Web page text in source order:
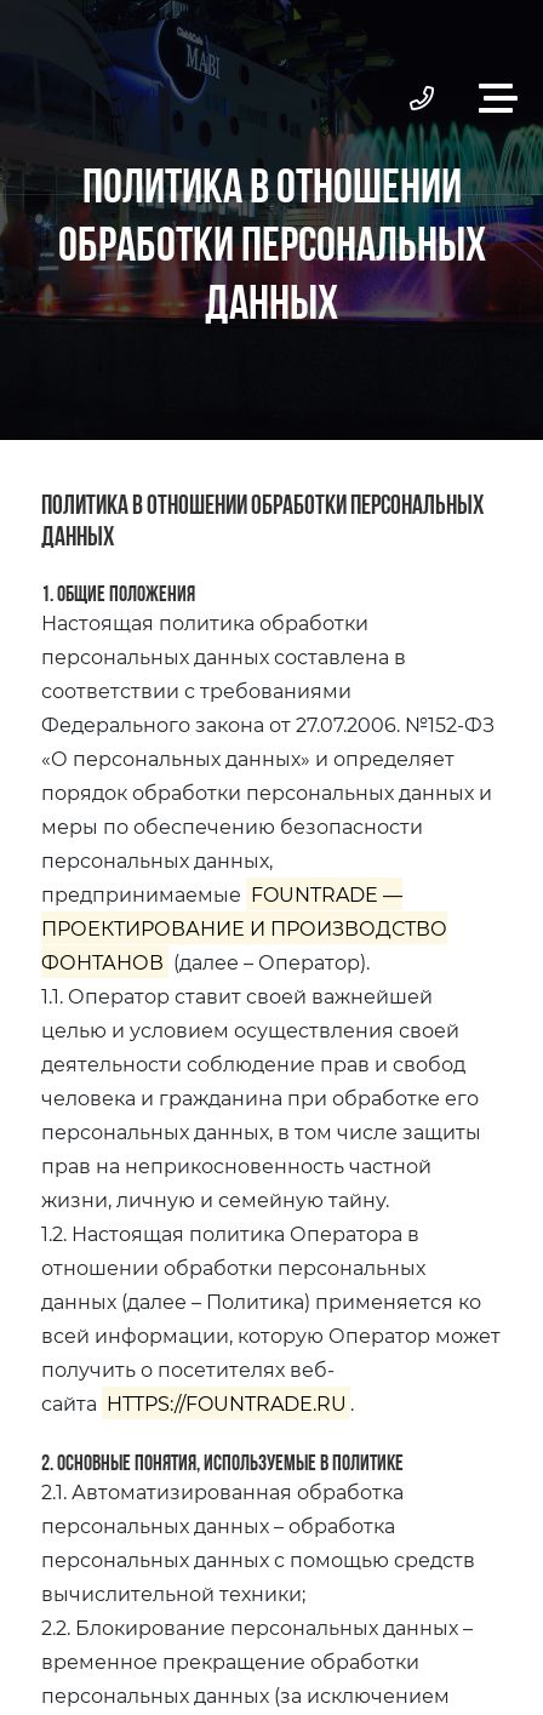
ПОЛИТИКА В ОТНОШЕНИИ
ОБРАБОТКИ ПЕРСОНАЛЬНЫХ
ДАННЫХ
Политика в отношении обработки персональных
данных
1. Общие положения
Настоящая политика обработки
персональных данных составлена в
соответствии с требованиями
Федерального закона от 27.07.2006. №152-ФЗ
«О персональных данных» и определяет
порядок обработки персональных данных и
меры по обеспечению безопасности
персональных данных,
предпринимаемые FOUNTRADE —
ПРОЕКТИРОВАНИЕ И ПРОИЗВОДСТВО
ФОНТАНОВ (далее – Оператор).
1.1. Оператор ставит своей важнейшей
целью и условием осуществления своей
деятельности соблюдение прав и свобод
человека и гражданина при обработке его
персональных данных, в том числе защиты
прав на неприкосновенность частной
жизни, личную и семейную тайну.
1.2. Настоящая политика Оператора в
отношении обработки персональных
данных (далее – Политика) применяется ко
всей информации, которую Оператор может
получить о посетителях веб-
сайта HTTPS://FOUNTRADE.RU .
2. Основные понятия, используемые в Политике
2.1. Автоматизированная обработка
персональных данных – обработка
персональных данных с помощью средств
вычислительной техники;
2.2. Блокирование персональных данных –
временное прекращение обработки
персональных данных (за исключением